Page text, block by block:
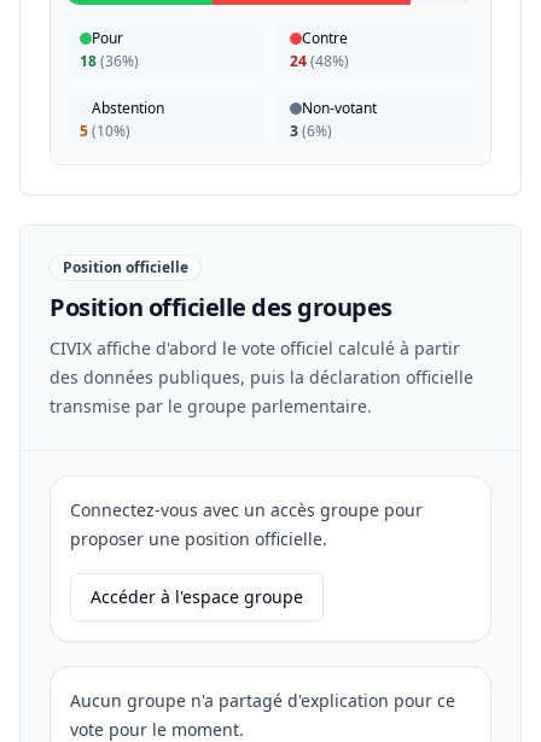
Pour
18(36%)
Contre
24(48%)
Abstention
5(10%)
Non-votant
3(6%)
Position officielle
Position officielle des groupes
CIVIX affiche d'abord le vote officiel calculé à partir
des données publiques, puis la déclaration officielle
transmise par le groupe parlementaire.
Connectez-vous avec un accès groupe pour
proposer une position officielle.
Accéder à l'espace groupe
Aucun groupe n'a partagé d'explication pour ce
vote pour le moment.